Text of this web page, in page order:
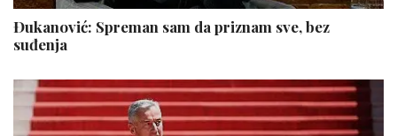
Đukanović: Spreman sam da priznam sve, bez
suđenja